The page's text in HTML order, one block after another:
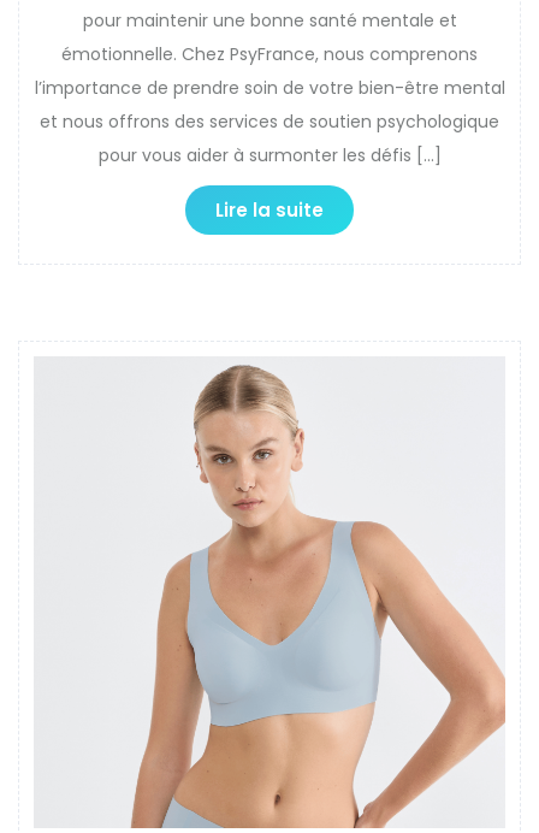
pour maintenir une bonne santé mentale et
émotionnelle. Chez PsyFrance, nous comprenons
l’importance de prendre soin de votre bien-être mental
et nous offrons des services de soutien psychologique
pour vous aider à surmonter les défis […]
Lire la suite